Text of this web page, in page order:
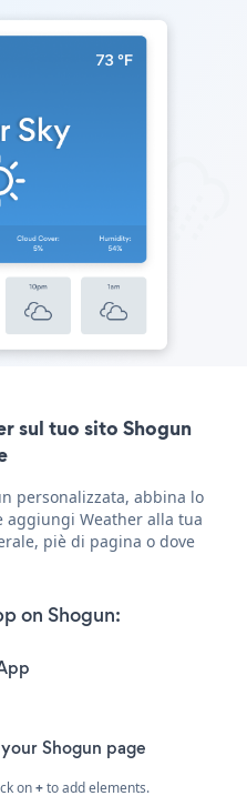
sul tuo sito Shogun
personalizzata, abbina lo
aggiungi Weather alla tua
piè di pagina o dove
on Shogun:
Shogun page
on+to add elements.